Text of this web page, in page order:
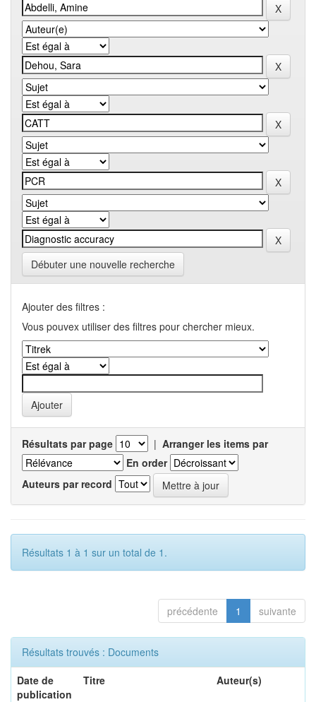
Débuter une nouvelle recherche
Ajouter des filtres :
Vous pouvex utiliser des filtres pour chercher mieux.
Résultats par page | Arranger les items par
En order
Auteurs par record
Résultats 1 à 1 sur un total de 1.
précédente 1 suivante
Résultats trouvés : Documents
Date de
publication
Titre Auteur(s)